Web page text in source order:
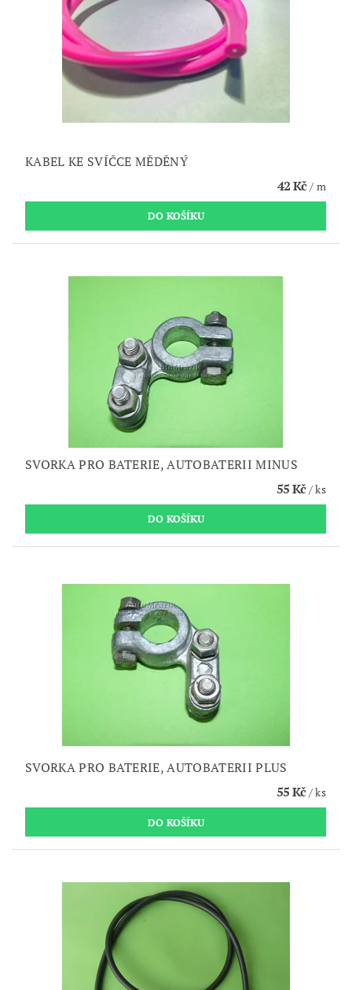
KABEL KE SVÍČCE MĚDĚNÝ
42 Kč/ m
SVORKA PRO BATERIE, AUTOBATERII MINUS
55 Kč/ ks
SVORKA PRO BATERIE, AUTOBATERII PLUS
55 Kč/ ks